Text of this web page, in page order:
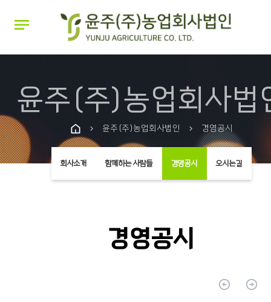
notes
윤주(주)농업회사법
chevron_right 윤주(주)농업회사법인 chevron_right 경영공시
회사소개 함께하는 사람들 경영공시 오시는길
경영공시
arrow_circle_up arrow_circle_up